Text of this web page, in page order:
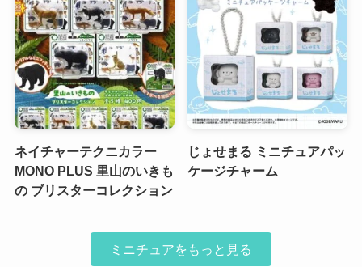
ネイチャーテクニカラー
MONO PLUS 里山のいきも
の ブリスターコレクション
じょせまる ミニチュアパッ
ケージチャーム
ミニチュアをもっと見る